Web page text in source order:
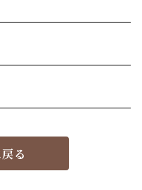
る